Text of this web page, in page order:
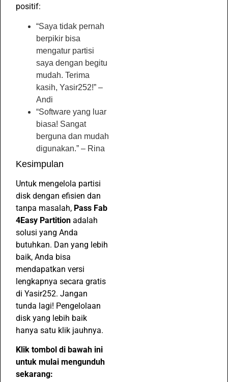
positif:
“Saya tidak pernah
berpikir bisa
mengatur partisi
saya dengan begitu
mudah. Terima
kasih, Yasir252!” –
Andi
“Software yang luar
biasa! Sangat
berguna dan mudah
digunakan.” – Rina
Kesimpulan
Untuk mengelola partisi
disk dengan efisien dan
tanpa masalah, Pass Fab
4Easy Partition adalah
solusi yang Anda
butuhkan. Dan yang lebih
baik, Anda bisa
mendapatkan versi
lengkapnya secara gratis
di Yasir252. Jangan
tunda lagi! Pengelolaan
disk yang lebih baik
hanya satu klik jauhnya.
Klik tombol di bawah ini
untuk mulai mengunduh
sekarang: